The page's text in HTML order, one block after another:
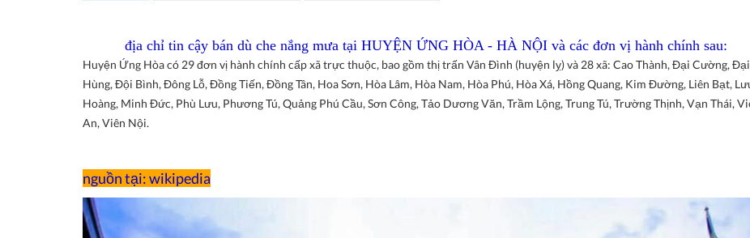
địa chỉ tin cậy bán dù che nắng mưa tại HUYỆN ỨNG HÒA - HÀ NỘI và các đơn vị hành chính sau:
Huyện Ứng Hòa có 29 đơn vị hành chính cấp xã trực thuộc, bao gồm thị trấn Vân Đình (huyện lỵ) và 28 xã: Cao Thành, Đại Cường, Đại
Hùng, Đội Bình, Đông Lỗ, Đồng Tiến, Đồng Tân, Hoa Sơn, Hòa Lâm, Hòa Nam, Hòa Phú, Hòa Xá, Hồng Quang, Kim Đường, Liên Bạt,
Hoàng, Minh Đức, Phù Lưu, Phương Tú, Quảng Phú Cầu, Sơn Công, Tảo Dương Văn, Trầm Lộng, Trung Tú, Trường Thịnh, Vạn Thái,
An, Viên Nội.
nguồn tại: wikipedia